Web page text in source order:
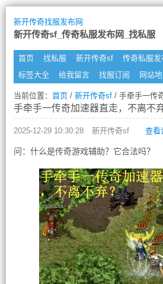
新开传奇找服发布网
新开传奇sf_传奇私服发布网_找私服
首页 找私服 新开传奇sf 传奇私服发
标签大全
给我留言 找服订阅 网站
当前位置： 首页/ 新开传奇sf/ 手牵手一传
手牵手一传奇加速器直走，不离不弃
2025-12-29 10:30:28 新开传奇sf 查看
问：什么是传奇游戏辅助？它合法吗？